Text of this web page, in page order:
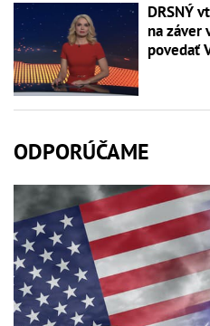
DRSNÝ
na záver
povedať
ODPORÚČAME